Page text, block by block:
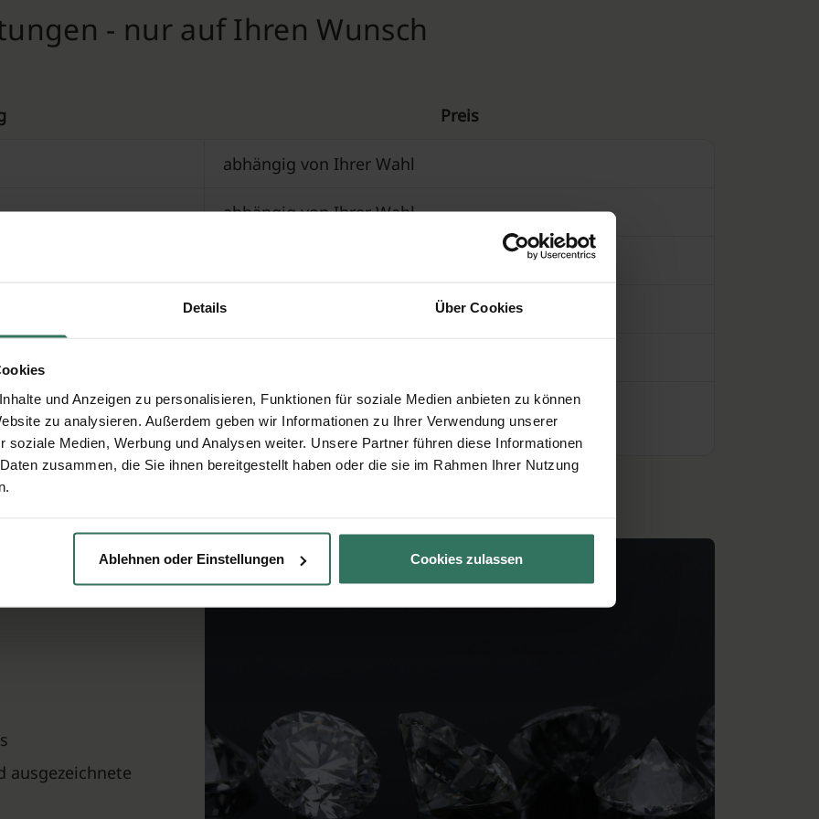
Details Über Cookies
und Anzeigen zu personalisieren, Funktionen für soziale Medien anbieten zu können
zu analysieren. Außerdem geben wir Informationen zu Ihrer Verwendung unserer
soziale Medien, Werbung und Analysen weiter. Unsere Partner führen diese Informationen
zusammen, die Sie ihnen bereitgestellt haben oder die sie im Rahmen Ihrer Nutzung
Ablehnen oder Einstellungen Cookies zulassen
- nur auf Ihren Wunsch
Preis
abhängig von Ihrer Wahl
abhängig von Ihrer Wahl
Preis auf Anfrage (Gebühren des Krematoriums)
beim Bestatter Preis auf Anfrage
(ab 130kg oder
160 €
eine
Mülheim
ausgezeichnete